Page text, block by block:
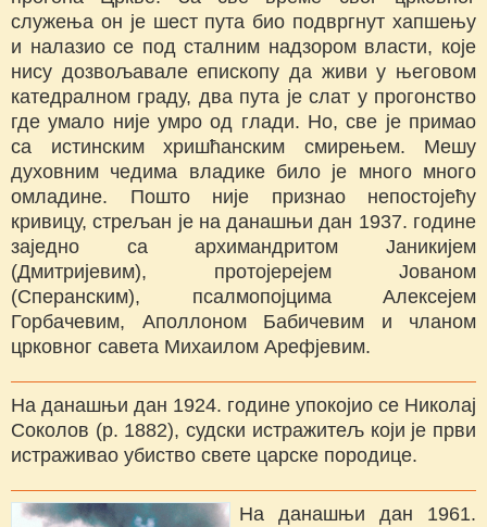
служења он је шест пута био подвргнут хапшењу
и налазио се под сталним надзором власти, које
нису дозвољавале епископу да живи у његовом
катедралном граду, два пута је слат у прогонство
где умало није умро од глади. Но, све је примао
са истинским хришћанским смирењем. Мешу
духовним чедима владике било је много много
омладине. Пошто није признао непостојећу
кривицу, стрељан је на данашњи дан 1937. године
заједно са архимандритом Јаникијем
(Дмитријевим), протојерејем Јованом
(Сперанским), псалмопојцима Алексејем
Горбачевим, Аполлоном Бабичевим и чланом
црковног савета Михаилом Арефјевим.
На данашњи дан 1924. године упокојио се Николај
Соколов (р. 1882), судски истражитељ који је први
истраживао убиство свете царске породице.
На данашњи дан 1961.